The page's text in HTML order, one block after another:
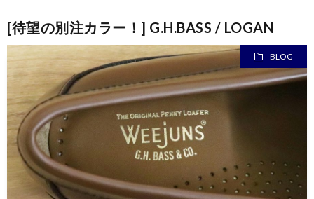
[待望の別注カラー！] G.H.BASS / LOGAN
BLOG